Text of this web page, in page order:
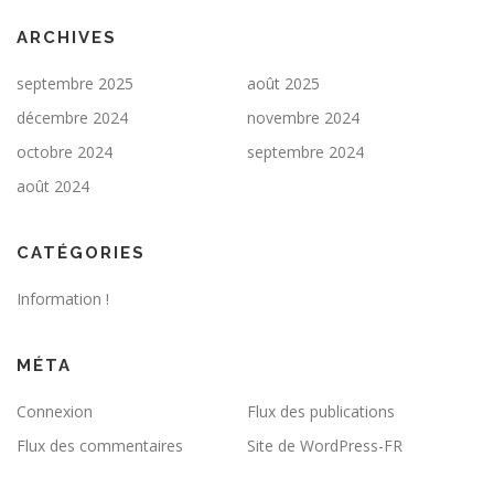
ARCHIVES
septembre 2025
août 2025
décembre 2024
novembre 2024
octobre 2024
septembre 2024
août 2024
CATÉGORIES
Information !
MÉTA
Connexion
Flux des publications
Flux des commentaires
Site de WordPress-FR